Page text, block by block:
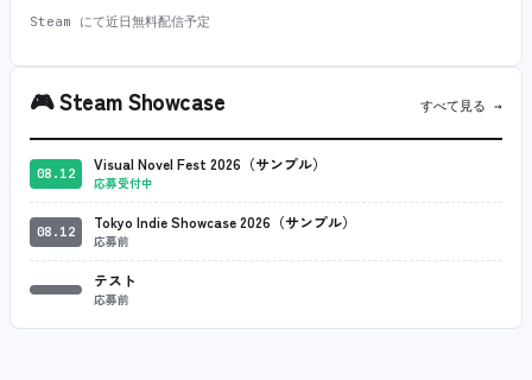
Steam にて近日無料配信予定
🎮Steam Showcase すべて見る →
08.12 Visual Novel Fest 2026（サンプル）
応募受付中
08.12 Tokyo Indie Showcase 2026（サンプル）
応募前
テスト
応募前